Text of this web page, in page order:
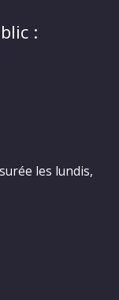
:
les lundis,